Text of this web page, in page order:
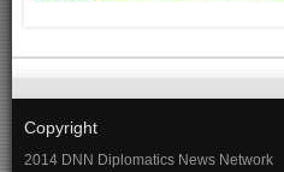
Copyright
2014 DNN Diplomatics News Network